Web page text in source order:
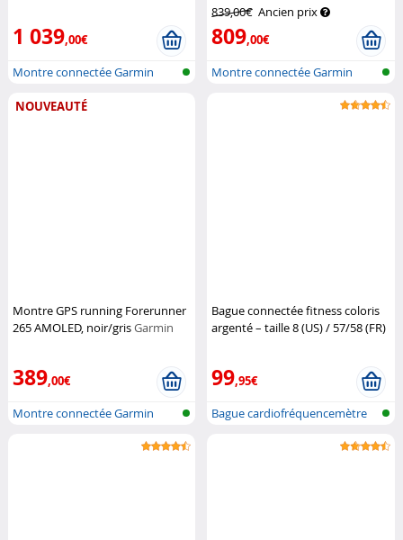
1 039,00€
Montre connectée Garmin
839,00€ Ancien prix
809,00€
Montre connectée Garmin
NOUVEAUTÉ
Montre GPS running Forerunner
265 AMOLED, noir/grisGarmin
389,00€
Montre connectée Garmin
Bague connectée fitness coloris
argenté – taille 8 (US) / 57/58 (FR)
99,95€
Bague cardiofréquencemètre